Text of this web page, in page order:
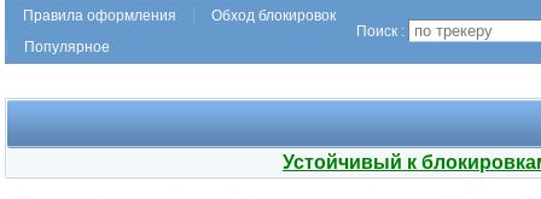
Правила оформления
Обход блокировок
Популярное
Поиск :
Устойчивый к